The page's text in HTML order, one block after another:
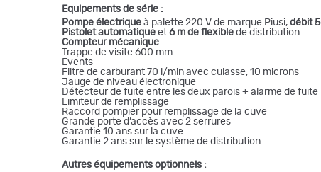
Equipements de série :
Pompe électrique à palette 220 V de marque Piusi, débit
Pistolet automatique et 6 m de flexible de distribution
Compteur mécanique
Trappe de visite 600 mm
Events
Filtre de carburant 70 l/min avec culasse, 10 microns
Jauge de niveau électronique
Détecteur de fuite entre les deux parois + alarme de fuite
Limiteur de remplissage
Raccord pompier pour remplissage de la cuve
Grande porte d’accès avec 2 serrures
Garantie 10 ans sur la cuve
Garantie 2 ans sur le système de distribution
Autres équipements optionnels :